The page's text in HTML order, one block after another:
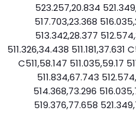
523.257,20.834
517.703,23.368
513.342,28.377
511.326,34.438 511.181,37.631
C511,58.147 511.035,59.17
511.834,67.743
514.368,73.296
519.376,77.658